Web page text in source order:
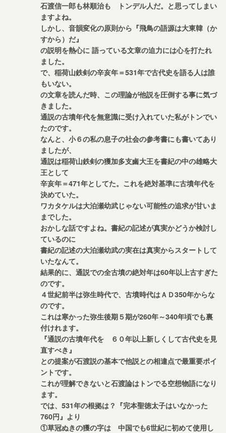
石渡信一郎も林順治も トンデル人だ。と思ってしまい
ますよね。
しかし、音韻変化の原則から『飛鳥の語源は大東韓（か
すから）だ』
の説明を熱心に 語っている文章の迫力には心を打たれ
ました。
で、稲荷山鉄剣の辛亥年＝531年で古代史を語る人は誰
もいない。
の文章を読んだ時、この理論が他説を圧倒する事に気づ
きました。
通説の古墳年代を無意識に受け入れていた私がトンでい
たのです。
なんと、小６の私の息子の社会の参考書にも書いてあり
ましたが、
通説は稲荷山鉄剣の獲加多支鹵大王を書紀の中の雄略大
王として
辛亥年＝471年としてた。これを絶対基準に古墳年代を
決めていた。
ワカタケルは大泊瀬幼武じゃない可能性の追求が甘いま
までした。
おかしな話ですよね。書紀の記述が真実かどうか検討し
ているのに
書紀の記述の大泊瀬幼武の実在は真実からスタートして
いたなんて。
結果的に、通説での全古墳の絶対年は60年以上古すぎた
のです。
４世紀前半は弥生時代で、古墳時代はＡＤ350年からな
のです。
これは寒かった弥生後期５期が260年～340年頃でも裏
付けれます。
『通説の古墳年代を ６０年以上新しくして古代史を見
直すべき』
との提案が石渡説の基本で他説との相違点で最重要ポイ
ントです。
これが理解できないと石渡論はトンでる空想物語になり
ます。
では、531年の根拠は？『完本聖徳太子はいなかった
760円』より
①草冠ぬきの獲の字は 中国でも6世紀に初めて使用し